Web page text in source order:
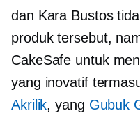
dan Kara Bustos
produk tersebut,
CakeSafe untuk
yang inovatif
Akrilik, yang Gubuk